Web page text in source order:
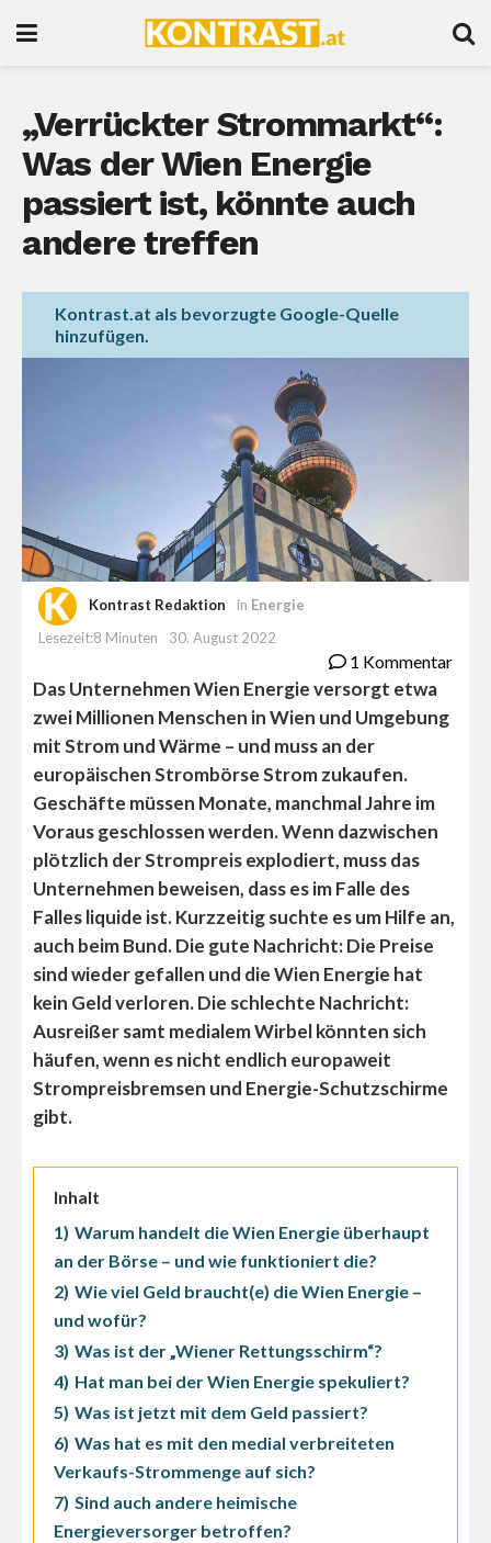
„Verrückter Strommarkt“:
Was der Wien Energie
passiert ist, könnte auch
andere treffen
Kontrast.at als bevorzugte Google-Quelle
hinzufügen.
Kontrast Redaktion in Energie
Lesezeit:8 Minuten
30. August 2022
1 Kommentar
Das Unternehmen Wien Energie versorgt etwa
zwei Millionen Menschen in Wien und Umgebung
mit Strom und Wärme – und muss an der
europäischen Strombörse Strom zukaufen.
Geschäfte müssen Monate, manchmal Jahre im
Voraus geschlossen werden. Wenn dazwischen
plötzlich der Strompreis explodiert, muss das
Unternehmen beweisen, dass es im Falle des
Falles liquide ist. Kurzzeitig suchte es um Hilfe an,
auch beim Bund. Die gute Nachricht: Die Preise
sind wieder gefallen und die Wien Energie hat
kein Geld verloren. Die schlechte Nachricht:
Ausreißer samt medialem Wirbel könnten sich
häufen, wenn es nicht endlich europaweit
Strompreisbremsen und Energie-Schutzschirme
gibt.
Inhalt
1) Warum handelt die Wien Energie überhaupt
an der Börse – und wie funktioniert die?
2) Wie viel Geld braucht(e) die Wien Energie –
und wofür?
3) Was ist der „Wiener Rettungsschirm“?
4) Hat man bei der Wien Energie spekuliert?
5) Was ist jetzt mit dem Geld passiert?
6) Was hat es mit den medial verbreiteten
Verkaufs-Strommenge auf sich?
7) Sind auch andere heimische
Energieversorger betroffen?